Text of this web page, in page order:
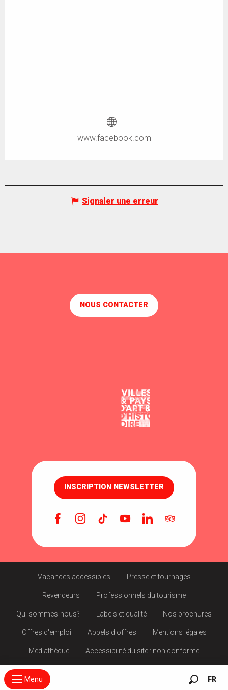
Menu FR
www.facebook.com
Signaler une erreur
NOUS CONTACTER
INSCRIPTION NEWSLETTER
Vacances accessibles Presse et tournages
Revendeurs Professionnels du tourisme
Qui sommes-nous? Labels et qualité Nos brochures
Offres d'emploi Appels d'offres Mentions légales
Médiathèque Accessibilité du site : non conforme